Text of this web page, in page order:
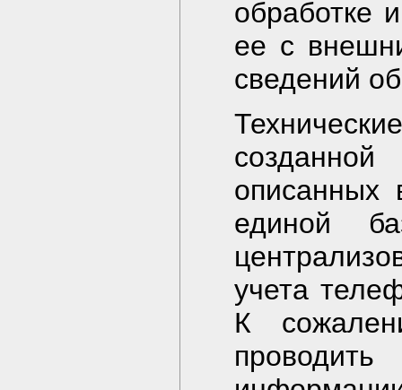
обработке
ее с
сведений
описанных
единой
учета
К